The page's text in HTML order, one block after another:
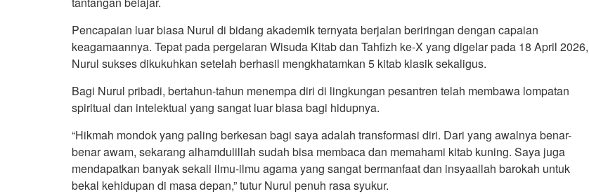
Pencapaian luar biasa Nurul di bidang akademik ternyata berjalan beriringan dengan capaian
keagamaannya. Tepat pada pergelaran Wisuda Kitab dan Tahfizh ke-X yang digelar pada 18 April 2026,
Nurul sukses dikukuhkan setelah berhasil mengkhatamkan 5 kitab klasik sekaligus.
Bagi Nurul pribadi, bertahun-tahun menempa diri di lingkungan pesantren telah membawa lompatan
spiritual dan intelektual yang sangat luar biasa bagi hidupnya.
“Hikmah mondok yang paling berkesan bagi saya adalah transformasi diri. Dari yang awalnya benar-
benar awam, sekarang alhamdulillah sudah bisa membaca dan memahami kitab kuning. Saya juga
mendapatkan banyak sekali ilmu-ilmu agama yang sangat bermanfaat dan insyaallah barokah untuk
bekal kehidupan di masa depan,” tutur Nurul penuh rasa syukur.